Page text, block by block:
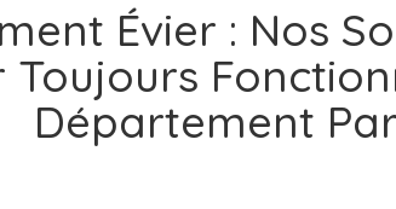
Évier : Nos
Toujours
Département